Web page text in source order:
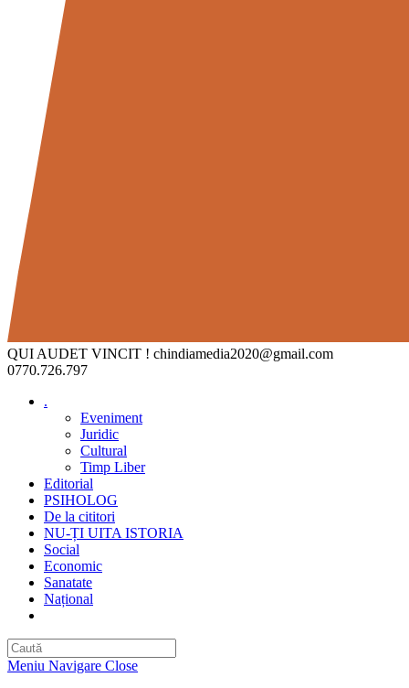
QUI AUDET VINCIT ! chindiamedia2020@gmail.com
0770.726.797
.
Eveniment
Juridic
Cultural
Timp Liber
Editorial
PSIHOLOG
De la cititori
NU-ȚI UITA ISTORIA
Social
Economic
Sanatate
Național
Meniu Navigare Close